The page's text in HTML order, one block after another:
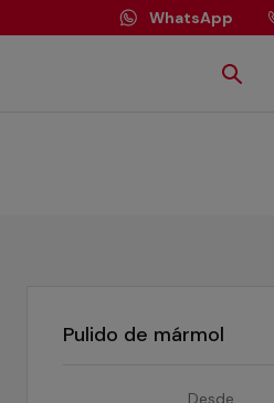
WhatsApp
Pulido de mármol
Desde